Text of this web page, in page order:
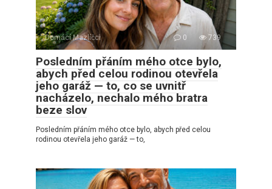
Domácí Mazlíčci 0 739
Posledním přáním mého otce bylo,
abych před celou rodinou otevřela
jeho garáž — to, co se uvnitř
nacházelo, nechalo mého bratra
beze slov
Posledním přáním mého otce bylo, abych před celou
rodinou otevřela jeho garáž — to,